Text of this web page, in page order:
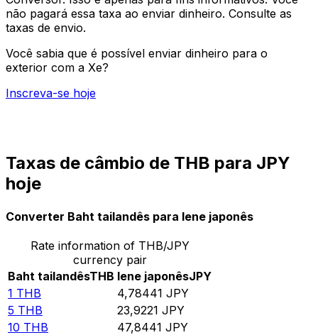
não pagará essa taxa ao enviar dinheiro. Consulte as
taxas de envio.
Você sabia que é possível enviar dinheiro para o
exterior com a Xe?
Inscreva-se hoje
Taxas de câmbio de THB para JPY
hoje
Converter Baht tailandês para Iene japonês
Rate information of THB/JPY
currency pair
Baht tailandêsTHB Iene japonêsJPY
1 THB 4,78441 JPY
5 THB 23,9221 JPY
10 THB 47,8441 JPY